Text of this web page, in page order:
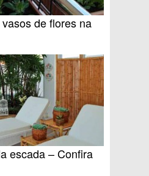
de flores na
escada – Confira